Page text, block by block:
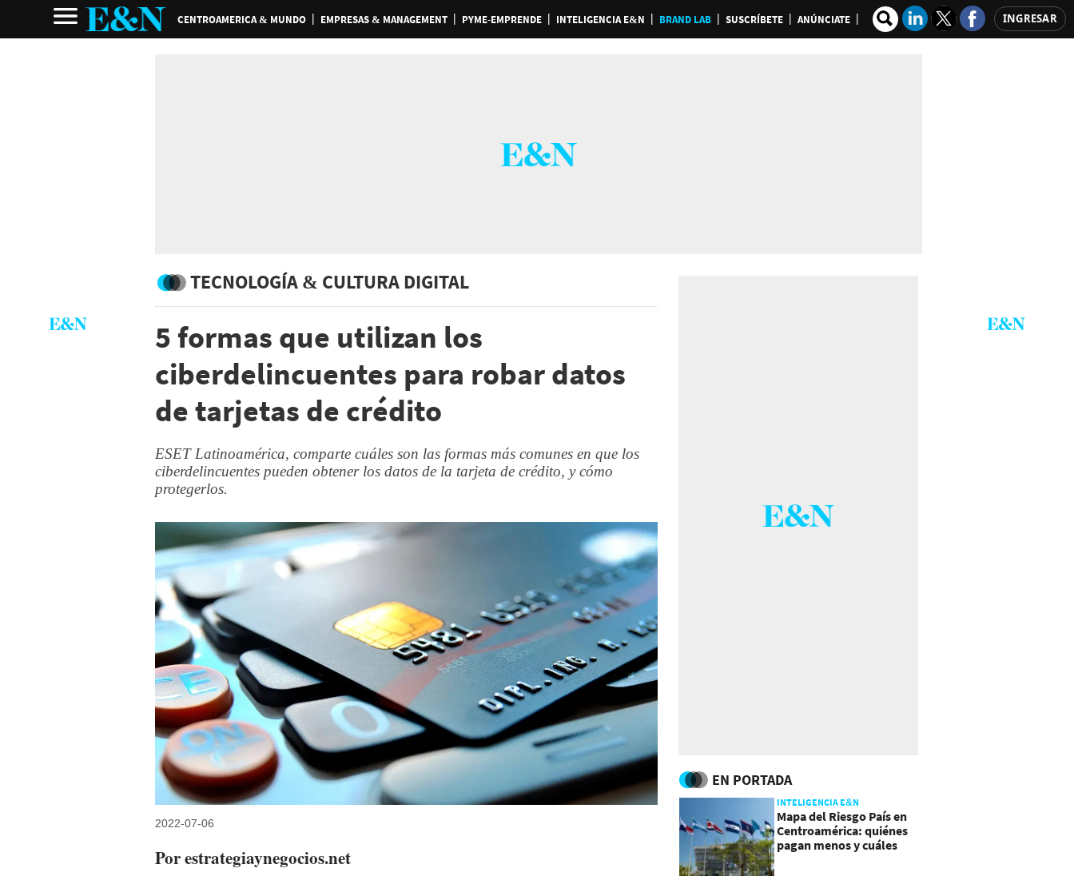
CENTROAMERICA & MUNDO EMPRESAS & MANAGEMENT PYME-EMPRENDE INTELIGENCIA E&N BRAND LAB SUSCRÍBETE ANÚNCIATE INGRESAR
TECNOLOGÍA & CULTURA DIGITAL
5 formas que utilizan los
ciberdelincuentes para robar datos
de tarjetas de crédito
ESET Latinoamérica, comparte cuáles son las formas más comunes en que los
ciberdelincuentes pueden obtener los datos de la tarjeta de crédito, y cómo
protegerlos.
2022-07-06
Por estrategiaynegocios.net
EN PORTADA
INTELIGENCIA E&N
Mapa del Riesgo País en
Centroamérica: quiénes
pagan menos y cuáles